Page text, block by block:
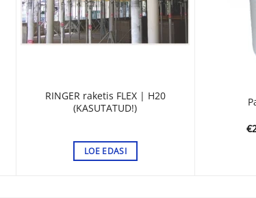
RINGER raketis FLEX | H20
(KASUTATUD!)
LOE EDASI
€